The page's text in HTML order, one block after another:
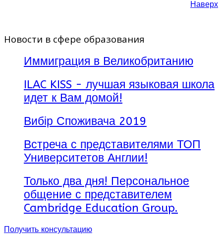
Наверх
Новости в сфере образования
Иммиграция в Великобританию
ILAC KISS - лучшая языковая школа
идет к Вам домой!
Вибір Споживача 2019
Встреча с представителями ТОП
Университетов Англии!
Только два дня! Персональное
общение с представителем
Cambridge Education Group.
Получить консультацию